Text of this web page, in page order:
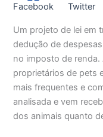
Facebook Twitter
Um projeto de lei em
dedução de
no imposto de renda.
proprietários de pets
mais frequentes e
analisada e vem
dos animais quanto